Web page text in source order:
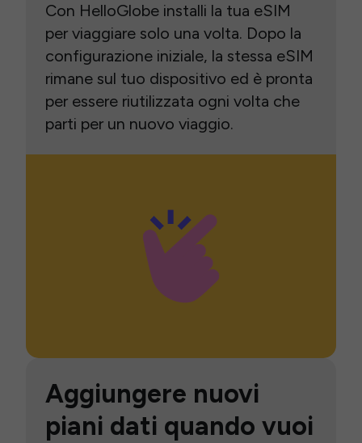
Con HelloGlobe installi la tua eSIM
per viaggiare solo una volta. Dopo la
configurazione iniziale, la stessa eSIM
rimane sul tuo dispositivo ed è pronta
per essere riutilizzata ogni volta che
parti per un nuovo viaggio.
Aggiungere nuovi
piani dati quando vuoi